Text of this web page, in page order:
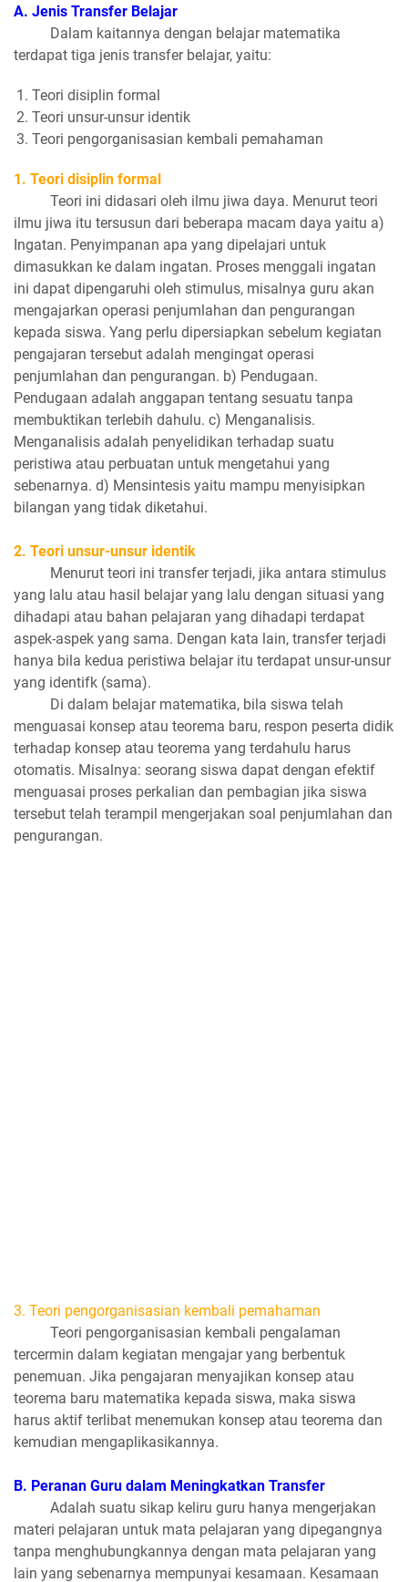
A. Jenis Transfer Belajar
Dalam kaitannya dengan belajar matematika
terdapat tiga jenis transfer belajar, yaitu:
Teori disiplin formal
Teori unsur-unsur identik
Teori pengorganisasian kembali pemahaman
1. Teori disiplin formal
Teori ini didasari oleh ilmu jiwa daya. Menurut teori
ilmu jiwa itu tersusun dari beberapa macam daya yaitu a)
Ingatan. Penyimpanan apa yang dipelajari untuk
dimasukkan ke dalam ingatan. Proses menggali ingatan
ini dapat dipengaruhi oleh stimulus, misalnya guru akan
mengajarkan operasi penjumlahan dan pengurangan
kepada siswa. Yang perlu dipersiapkan sebelum kegiatan
pengajaran tersebut adalah mengingat operasi
penjumlahan dan pengurangan. b) Pendugaan.
Pendugaan adalah anggapan tentang sesuatu tanpa
membuktikan terlebih dahulu. c) Menganalisis.
Menganalisis adalah penyelidikan terhadap suatu
peristiwa atau perbuatan untuk mengetahui yang
sebenarnya. d) Mensintesis yaitu mampu menyisipkan
bilangan yang tidak diketahui.
2. Teori unsur-unsur identik
Menurut teori ini transfer terjadi, jika antara stimulus
yang lalu atau hasil belajar yang lalu dengan situasi yang
dihadapi atau bahan pelajaran yang dihadapi terdapat
aspek-aspek yang sama. Dengan kata lain, transfer terjadi
hanya bila kedua peristiwa belajar itu terdapat unsur-unsur
yang identifk (sama).
Di dalam belajar matematika, bila siswa telah
menguasai konsep atau teorema baru, respon peserta didik
terhadap konsep atau teorema yang terdahulu harus
otomatis. Misalnya: seorang siswa dapat dengan efektif
menguasai proses perkalian dan pembagian jika siswa
tersebut telah terampil mengerjakan soal penjumlahan dan
pengurangan.
3. Teori pengorganisasian kembali pemahaman
Teori pengorganisasian kembali pengalaman
tercermin dalam kegiatan mengajar yang berbentuk
penemuan. Jika pengajaran menyajikan konsep atau
teorema baru matematika kepada siswa, maka siswa
harus aktif terlibat menemukan konsep atau teorema dan
kemudian mengaplikasikannya.
B. Peranan Guru dalam Meningkatkan Transfer
Adalah suatu sikap keliru guru hanya mengerjakan
materi pelajaran untuk mata pelajaran yang dipegangnya
tanpa menghubungkannya dengan mata pelajaran yang
lain yang sebenarnya mempunyai kesamaan. Kesamaan